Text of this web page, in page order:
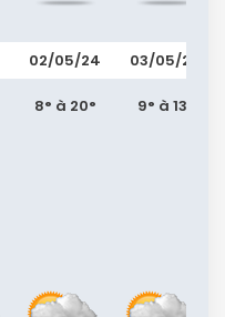
02/05/24
8° à 20°
03/05/24
9° à 13°